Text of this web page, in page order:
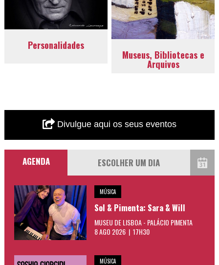
Personalidades
Museus, Bibliotecas e
Arquivos
Divulgue aqui os seus eventos
AGENDA
MÚSICA
Sol & Pimenta: Sara & Will
MUSEU DE LISBOA - PALÁCIO PIMENTA
8 AGO 2026 | 17H30
MÚSICA